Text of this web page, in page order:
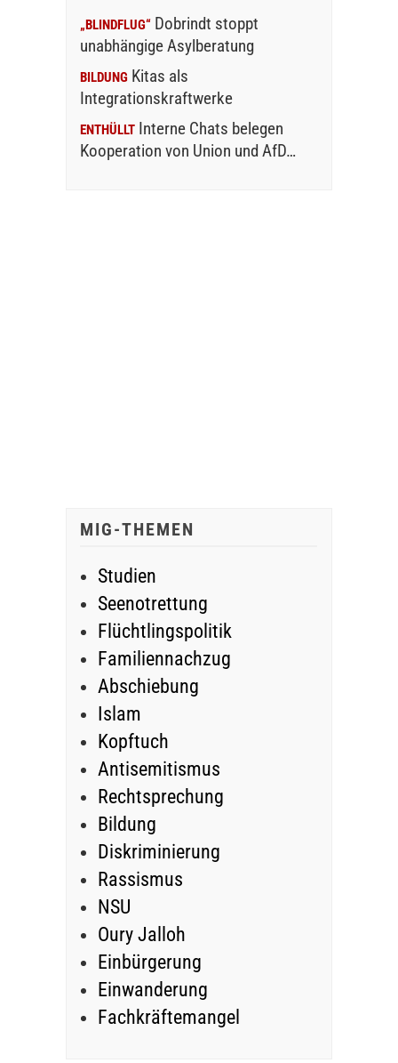
„BLINDFLUG“ Dobrindt stoppt
unabhängige Asylberatung
BILDUNG Kitas als
Integrationskraftwerke
ENTHÜLLT Interne Chats belegen
Kooperation von Union und AfD…
MIG-THEMEN
Studien
Seenotrettung
Flüchtlingspolitik
Familiennachzug
Abschiebung
Islam
Kopftuch
Antisemitismus
Rechtsprechung
Bildung
Diskriminierung
Rassismus
NSU
Oury Jalloh
Einbürgerung
Einwanderung
Fachkräftemangel